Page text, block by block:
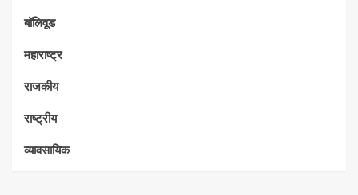
बॉलिवूड
महाराष्ट्र
राजकीय
राष्ट्रीय
व्यावसायिक